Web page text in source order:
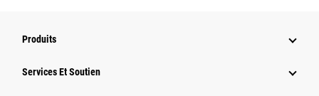
Produits
Services Et Soutien